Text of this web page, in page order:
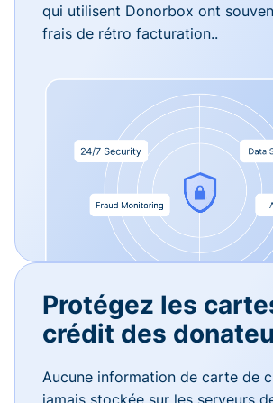
qui utilisent Donorbox ont
frais de rétro facturation..
Protégez les
crédit des
Aucune information de carte de
jamais stockée sur les serveurs